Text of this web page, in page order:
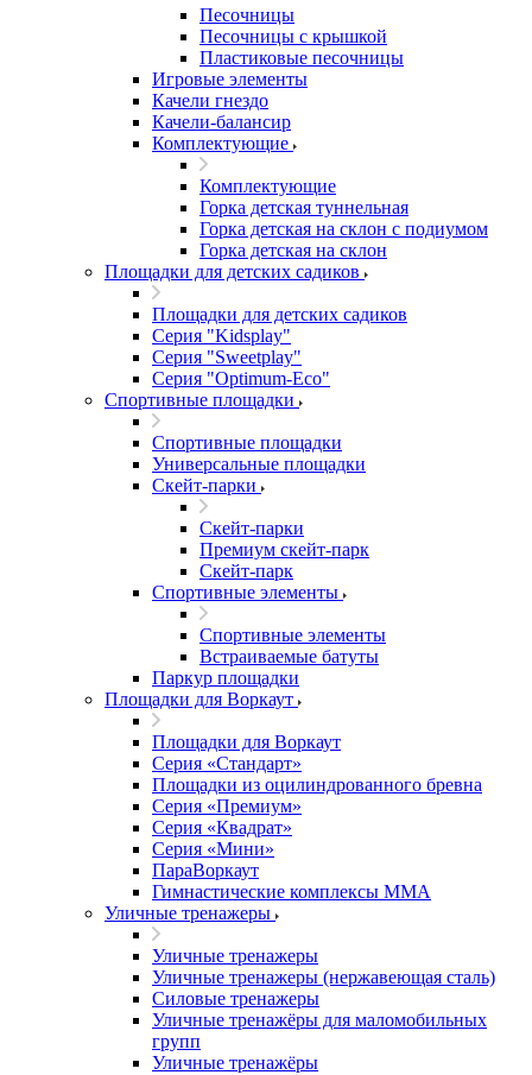
Песочницы
Песочницы с крышкой
Пластиковые песочницы
Игровые элементы
Качели гнездо
Качели-балансир
Комплектующие
Комплектующие
Горка детская туннельная
Горка детская на склон с подиумом
Горка детская на склон
Площадки для детских садиков
Площадки для детских садиков
Серия "Kidsplay"
Серия "Sweetplay"
Серия "Оptimum-Еco"
Спортивные площадки
Спортивные площадки
Универсальные площадки
Скейт-парки
Скейт-парки
Премиум скейт-парк
Скейт-парк
Спортивные элементы
Спортивные элементы
Встраиваемые батуты
Паркур площадки
Площадки для Воркаут
Площадки для Воркаут
Серия «Стандарт»
Площадки из оцилиндрованного бревна
Серия «Премиум»
Серия «Квадрат»
Серия «Мини»
ПараВоркаут
Гимнастические комплексы ММА
Уличные тренажеры
Уличные тренажеры
Уличные тренажеры (нержавеющая сталь)
Силовые тренажеры
Уличные тренажёры для маломобильных
групп
Уличные тренажёры